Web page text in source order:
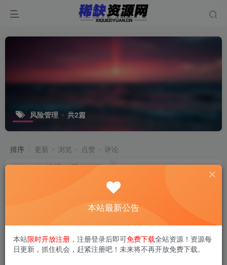
风险管理 共2篇
排序 更新 浏览 点赞 评论
创业成功的秘诀是什么
财务与税务双管齐下！助力企
业稳健增长的必修课
本站最新公告
本站限时开放注册 ，注册登录后即可免费下载全站资源！资源每
日更新，抓住机会，赶紧注册吧！未来将不再开放免费下载。